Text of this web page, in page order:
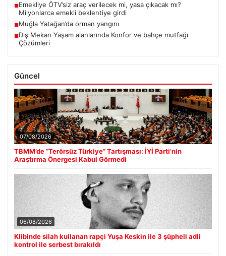
■Emekliye ÖTV’siz araç verilecek mi, yasa çıkacak mı?
Milyonlarca emekli beklentiye girdi
■Muğla Yatağan’da orman yangını
■Dış Mekan Yaşam alanlarında Konfor ve bahçe mutfağı
Çözümleri
Güncel
07/08/2026
TBMM’de “Terörsüz Türkiye” Tartışması: İYİ Parti’nin
Araştırma Önergesi Kabul Görmedi
06/08/2026
Klibinde silah kullanan rapçi Yuşa Keskin ile 3 şüpheli adli
kontrol ile serbest bırakıldı